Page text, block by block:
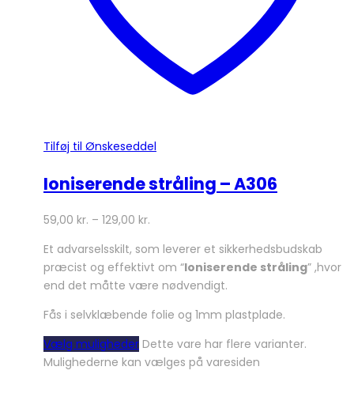
Tilføj til Ønskeseddel
Ioniserende stråling – A306
59,00 kr. – 129,00 kr.
Et advarselsskilt, som leverer et sikkerhedsbudskab
præcist og effektivt om “Ioniserende stråling” ,hvor
end det måtte være nødvendigt.
Fås i selvklæbende folie og 1mm plastplade.
Vælg muligheder Dette vare har flere varianter.
Mulighederne kan vælges på varesiden